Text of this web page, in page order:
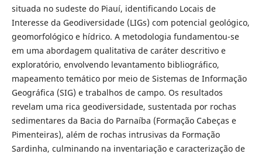
situada no sudeste do Piauí, identificando Locais de
Interesse da Geodiversidade (LIGs) com potencial geológico,
geomorfológico e hídrico. A metodologia fundamentou-se
em uma abordagem qualitativa de caráter descritivo e
exploratório, envolvendo levantamento bibliográfico,
mapeamento temático por meio de Sistemas de Informação
Geográfica (SIG) e trabalhos de campo. Os resultados
revelam uma rica geodiversidade, sustentada por rochas
sedimentares da Bacia do Parnaíba (Formação Cabeças e
Pimenteiras), além de rochas intrusivas da Formação
Sardinha, culminando na inventariação e caracterização de